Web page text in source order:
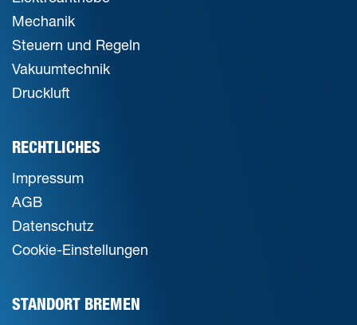
Mechanik
Steuern und Regeln
Vakuumtechnik
Druckluft
RECHTLICHES
Impressum
AGB
Datenschutz
Cookie-Einstellungen
STANDORT BREMEN